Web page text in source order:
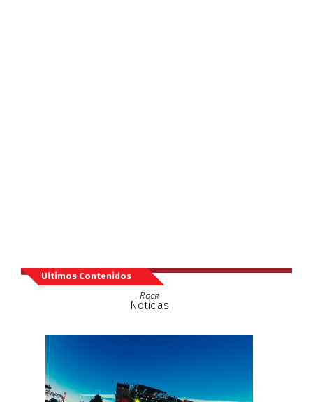
Ultimos Contenidos
Rock
Noticias